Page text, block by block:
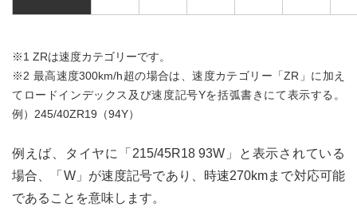
※1 ZRは速度カテゴリーです。
※2 最高速度300km/h超の場合は、速度カテゴリー「ZR」に加え
てロードインデックス及び速度記号Yを括弧書きにて表示する。
例）245/40ZR19（94Y）
例えば、タイヤに「215/45R18 93W」と表示されている
場合、「W」が速度記号であり、時速270kmまで対応可能
であることを意味します。